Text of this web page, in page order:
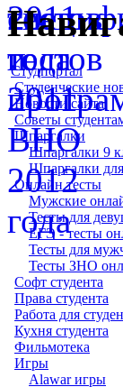
Студпортал
Студенческие
Новости сайта
Советы
Шпаргалки
Шпаргалки 9
Шпаргалки для
Онлайн тесты
Мужские
Тесты для
ЕГЭ - тесты
Тесты для
Тесты ЗНО
Софт студента
Права студента
Работа для
Кухня студента
Фильмотека
Игры
Alawar игры